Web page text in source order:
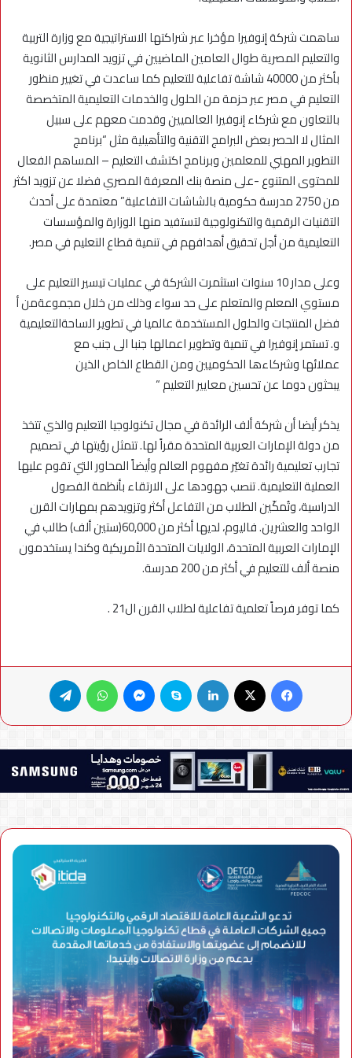
ساهمت شركة إنوفيرا مؤخرا عبر شراكتها الاستراتيجية مع وزارة التربية
والتعليم المصرية طوال العامين الماضيين في تزويد المدارس الثانوية
بأكثر من 40000 شاشة تفاعلية للتعليم كما ساعدت في تغيير منظور
التعليم في مصر عبر حزمة من الحلول والخدمات التعليمية المتخصصة
بالتعاون مع شركاء إنوفيرا العالميين وقدمت معهم على سبيل
المثال لا الحصر بعض البرامج التقنية والتأهيلية مثل “برنامج
التطوير المهني للمعلمين وبرنامج اكتشف التعليم – المساهم الفعال
للمحتوى المتنوع -على منصة بنك المعرفة المصري فضلا عن تزويد اكثر
من 2750 مدرسة حكومية بالشاشات التفاعلية” معتمدة على أحدث
التقنيات الرقمية والتكنولوجية لتستفيد منها الوزارة والمؤسسات
التعليمية من أجل تحقيق أهدافهم في تنمية قطاع التعليم في مصر.
وعلى مدار 10 سنوات استثمرت الشركة في عمليات تيسير التعليم على
مستوي المعلم والمتعلم على حد سواء وذلك من خلال مجموعةمن أ
فضل المنتجات والحلول المستخدمة عالميا في تطوير الساحةالتعليمية
و. تستمر إنوفيرا في تنمية وتطوير اعمالها جنبا الى جنب مع
عملائها وشركاءها الحكوميين ومن القطاع الخاص الذين
يبحثون دوما عن تحسين معايير التعليم “
يذكر أيضا أن شركة ألف الرائدة في مجال تكنولوجيا التعليم والذي تتخذ
من دولة الإمارات العربية المتحدة مقراً لها. تتمثل رؤيتها في تصميم
تجارب تعليمية رائدة تغيّر مفهوم العالم وأيضاً المحاور التي تقوم عليها
العملية التعليمية. تنصب جهودها على الارتقاء بأنظمة الفصول
الدراسية، وتُمكّين الطلاب من التفاعل أكثر وتزويدهم بمهارات القرن
الواحد والعشرين. فاليوم، لديها أكثر من 60,000(ستين ألف) طالب في
الإمارات العربية المتحدة، الولايات المتحدة الأمريكية وكندا يستخدمون
منصة ألف للتعليم في أكثر من 200 مدرسة.
كما توفر فرصاً تعلمية تفاعلية لطلاب القرن ال21 .
فيسبوك لينكدإن سكايب ماسنجر واتساب